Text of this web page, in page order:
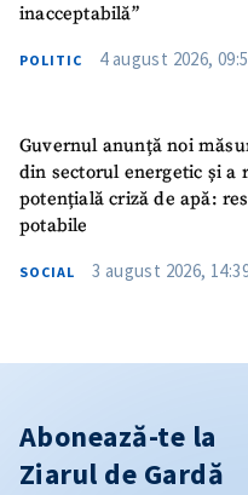
inacceptabilă”
POLITIC 4 august 2026,
Guvernul anunță noi
din sectorul energetic și a
potențială criză de apă:
potabile
SOCIAL 3 august 2026,
Abonează-te la
Ziarul de Gardă